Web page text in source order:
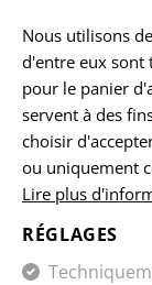
ACCUEIL
AR15
Nous utilisons
d'entre eux sont
pour le panier
servent à des
choisir
ou uniquement
Lire plus
RÉGLAGES